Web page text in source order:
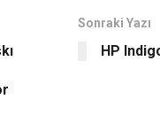
Sonraki Yazı
HP